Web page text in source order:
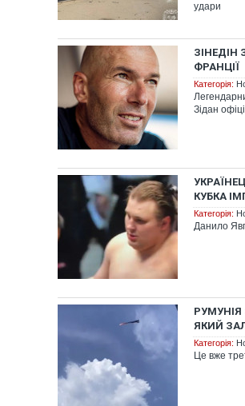
удари
ЗІНЕДІН
ФРАНЦІЇ
Категорія:
Зідан
КУБКА
Категорія:
Данило
РУМУНІЯ
ЯКИЙ
Категорія:
Це вже